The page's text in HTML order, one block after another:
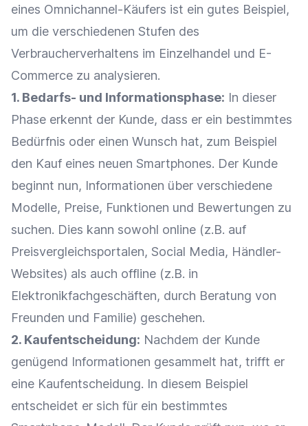
eines Omnichannel-Käufers ist ein gutes Beispiel,
um die verschiedenen Stufen des
Verbraucherverhaltens im Einzelhandel und E-
Commerce zu analysieren.
1. Bedarfs- und Informationsphase: In dieser
Phase erkennt der Kunde, dass er ein bestimmtes
Bedürfnis oder einen Wunsch hat, zum Beispiel
den Kauf eines neuen Smartphones. Der Kunde
beginnt nun, Informationen über verschiedene
Modelle, Preise, Funktionen und Bewertungen zu
suchen. Dies kann sowohl online (z.B. auf
Preisvergleichsportalen, Social Media, Händler-
Websites) als auch offline (z.B. in
Elektronikfachgeschäften, durch Beratung von
Freunden und Familie) geschehen.
2. Kaufentscheidung: Nachdem der Kunde
genügend Informationen gesammelt hat, trifft er
eine Kaufentscheidung. In diesem Beispiel
entscheidet er sich für ein bestimmtes